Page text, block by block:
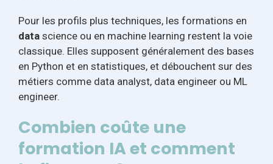
Pour les profils plus techniques, les formations en
data science ou en machine learning restent la voie
classique. Elles supposent généralement des bases
en Python et en statistiques, et débouchent sur des
métiers comme data analyst, data engineer ou ML
engineer.
Combien coûte une
formation IA et comment